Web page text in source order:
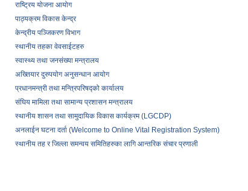
राष्ट्रिय योजना आयोग
पाठ्यक्रम विकास केन्द्र
केन्द्रीय पञ्जिकरण विभाग
स्थानीय तहका वेवसाईटहरु
स्वास्थ्य तथा जनसंख्या मन्त्रालय
अख्तियार दुरुपयोग अनुसन्धान आयोग
प्रधानमन्त्री तथा मन्त्रिपरिषद्को कार्यालय
संघिय मामिला तथा सामान्य प्रशासन मन्त्रालय
स्थानीय शासन तथा सामुदायिक विकास कार्यक्रम (LGCDP)
अनलाईन घटना दर्ता (Welcome to Online Vital Registration System)
स्थानीय तह र जिल्ला समन्वय समितिहरुका लागि आन्तरिक संचार प्रणाली